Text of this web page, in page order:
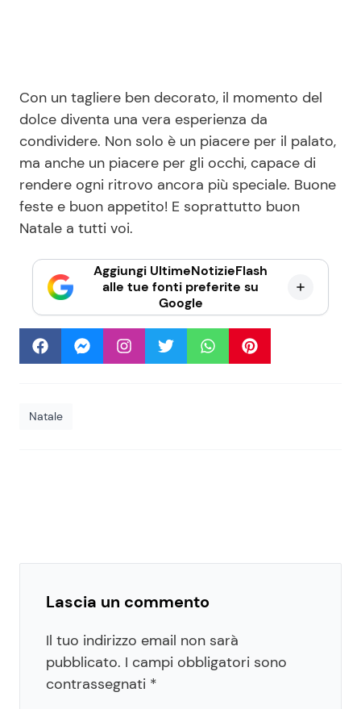
Con un tagliere ben decorato, il momento del
dolce diventa una vera esperienza da
condividere. Non solo è un piacere per il palato,
ma anche un piacere per gli occhi, capace di
rendere ogni ritrovo ancora più speciale. Buone
feste e buon appetito! E soprattutto buon
Natale a tutti voi.
Aggiungi UltimeNotizieFlash
alle tue fonti preferite su
Google
Natale
Lascia un commento
Il tuo indirizzo email non sarà
pubblicato. I campi obbligatori sono
contrassegnati *